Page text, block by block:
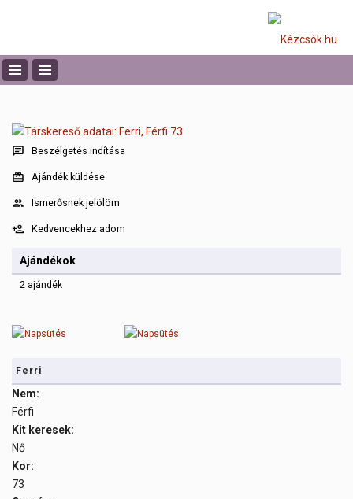
Beszélgetés indítása
Ajándék küldése
Ismerősnek jelölöm
Kedvencekhez adom
Ajándékok
2 ajándék
Ferri
Nem:
Férfi
Kit keresek:
Nő
Kor:
73